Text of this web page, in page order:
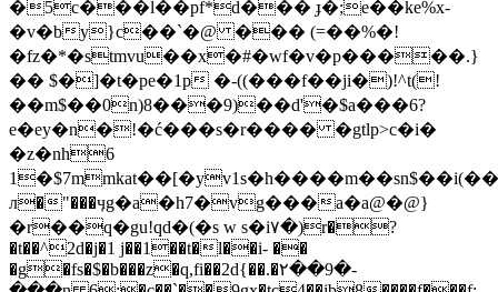
�5c���l��pf*d��� ɟ�;e��ke%x-
�v�by}c��`�@ ��� (=��%�!
�fz�*�stmvu��x�#�wf�v�p�����.}
�� $�]�t�pe�1p �-((���f��ji�)!^t(!
��m$��0n)8���9)��d'�$a���6?
e�ey�n�!�ć���s�r���� �gtlp>c�i�
�z�nh6
л�"���ӌg�a�h7�vg���a�a@�@}
�r��q�gu!qd�(�s w s�i۷�)r�?
�t��^2d�j�1 j��1��t�l��i- ��
�g�fs�$�b���z�q,fi��2d{��.�۲��9�-